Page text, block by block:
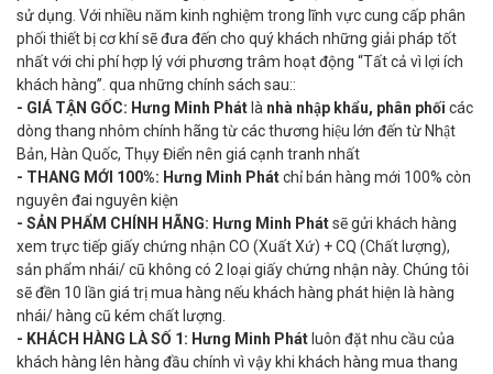
sử dụng. Với nhiều năm kinh nghiệm trong lĩnh vực cung cấp phân
phối thiết bị cơ khí sẽ đưa đến cho quý khách những giải pháp tốt
nhất với chi phí hợp lý với phương trâm hoạt động “Tất cả vì lợi ích
khách hàng”. qua những chính sách sau::
- GIÁ TẬN GỐC: Hưng Minh Phátlà nhà nhập khẩu, phân phối các
dòng thang nhôm chính hãng từ các thương hiệu lớn đến từ Nhật
Bản, Hàn Quốc, Thụy Điển nên giá cạnh tranh nhất
- THANG MỚI 100%: Hưng Minh Phátchỉ bán hàng mới 100% còn
nguyên đai nguyên kiện
- SẢN PHẨM CHÍNH HÃNG: Hưng Minh Phátsẽ gửi khách hàng
xem trực tiếp giấy chứng nhận CO (Xuất Xứ) + CQ (Chất lượng),
sản phẩm nhái/ cũ không có 2 loại giấy chứng nhận này. Chúng tôi
sẽ đền 10 lần giá trị mua hàng nếu khách hàng phát hiện là hàng
nhái/ hàng cũ kém chất lượng.
- KHÁCH HÀNG LÀ SỐ 1: Hưng Minh Phátluôn đặt nhu cầu của
khách hàng lên hàng đầu chính vì vậy khi khách hàng mua thang